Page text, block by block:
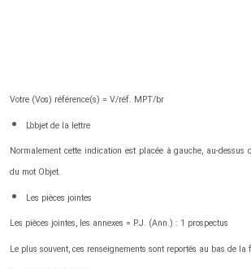
Votre (Vos) référence(s) = V/réf. MPT/br
L’objet de la lettre
Normalement cette indication est placée à gauche, au-dessus
du mot Objet.
Les pièces jointes
Les pièces jointes, les annexes = P.J. (Ann.) : 1 prospectus
Le plus souvent, ces renseignements sont reportés au bas de la